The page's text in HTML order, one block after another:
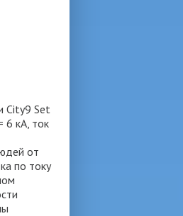
City9 Set
6 кА, ток
от
по току